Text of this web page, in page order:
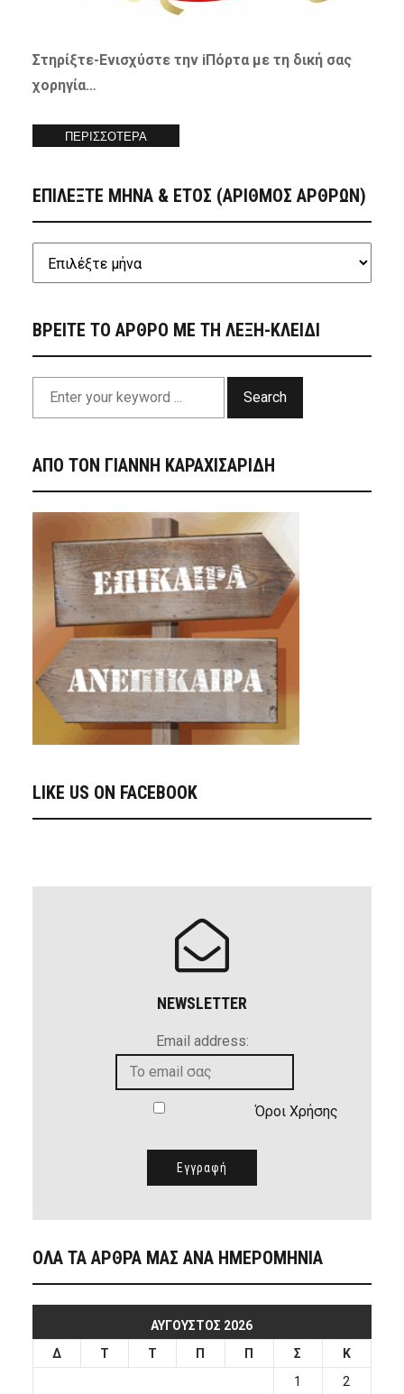
Στηρίξτε-Ενισχύστετην iΠόρτα με τη δική σας
χορηγία…
ΠΕΡΙΣΣΟΤΕΡΑ
ΕΠΙΛΕΞΤΕ ΜΗΝΑ & ΕΤΟΣ (ΑΡΙΘΜΟΣ ΑΡΘΡΩΝ)
ΒΡΕΙΤΕ ΤΟ ΑΡΘΡΟ ΜΕ ΤΗ ΛΕΞΗ-ΚΛΕΙΔΙ
Search
ΑΠΟ ΤΟΝ ΓΙΑΝΝΗ ΚΑΡΑΧΙΣΑΡΙΔΗ
LIKE US ON FACEBOOK
NEWSLETTER
Email address:
Όροι Χρήσης
ΟΛΑ ΤΑ ΑΡΘΡΑ ΜΑΣ ΑΝΑ ΗΜΕΡΟΜΗΝΙΑ
ΑΎΓΟΥΣΤΟΣ 2026
Δ
Τ Τ Π Π Σ
Κ
1
2